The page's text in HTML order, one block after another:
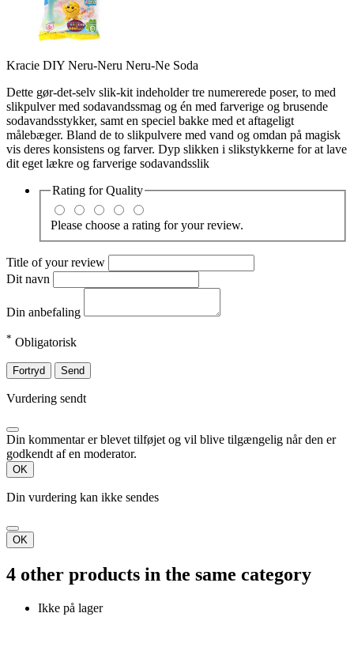
Kracie DIY Neru-Neru Neru-Ne Soda
Dette gør-det-selv slik-kit indeholder tre numererede poser, to med
slikpulver med sodavandssmag og én med farverige og brusende
sodavandsstykker, samt en speciel bakke med et aftageligt
målebæger. Bland de to slikpulvere med vand og omdan på magisk
vis deres konsistens og farver. Dyp slikken i slikstykkerne for at lave
dit eget lækre og farverige sodavandsslik
Rating forQuality
Please choose a rating for your review.
Title of your review
Dit navn
Din anbefaling
* Obligatorisk
Fortryd Send
Vurdering sendt
Din kommentar er blevet tilføjet og vil blive tilgængelig når den er
godkendt af en moderator.
OK
Din vurdering kan ikke sendes
OK
4 other products in the same category
Ikke på lager